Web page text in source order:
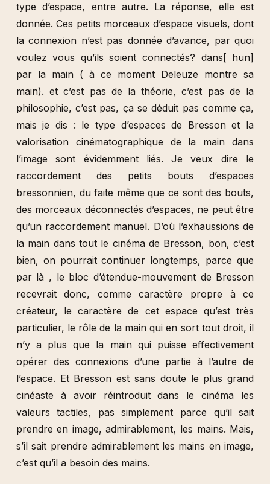
type d’espace, entre autre. La réponse, elle est
donnée. Ces petits morceaux d’espace visuels, dont
la connexion n’est pas donnée d’avance, par quoi
voulez vous qu’ils soient connectés? dans[ hun]
par la main ( à ce moment Deleuze montre sa
main). et c’est pas de la théorie, c’est pas de la
philosophie, c’est pas, ça se déduit pas comme ça,
mais je dis : le type d’espaces de Bresson et la
valorisation cinématographique de la main dans
l’image sont évidemment liés. Je veux dire le
raccordement des petits bouts d’espaces
bressonnien, du faite même que ce sont des bouts,
des morceaux déconnectés d’espaces, ne peut être
qu’un raccordement manuel. D’où l’exhaussions de
la main dans tout le cinéma de Bresson, bon, c’est
bien, on pourrait continuer longtemps, parce que
par là , le bloc d’étendue-mouvement de Bresson
recevrait donc, comme caractère propre à ce
créateur, le caractère de cet espace qu’est très
particulier, le rôle de la main qui en sort tout droit, il
n’y a plus que la main qui puisse effectivement
opérer des connexions d’une partie à l’autre de
l’espace. Et Bresson est sans doute le plus grand
cinéaste à avoir réintroduit dans le cinéma les
valeurs tactiles, pas simplement parce qu’il sait
prendre en image, admirablement, les mains. Mais,
s’il sait prendre admirablement les mains en image,
c’est qu’il a besoin des mains.